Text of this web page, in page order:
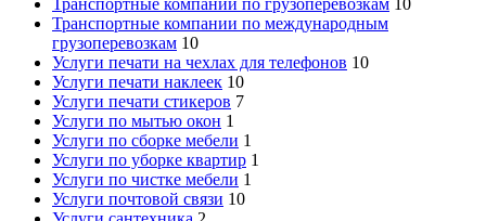
Транспортные компании по международным
грузоперевозкам 10
Услуги печати на чехлах для телефонов 10
Услуги печати наклеек 10
Услуги печати стикеров 7
Услуги по мытью окон 1
Услуги по сборке мебели 1
Услуги по уборке квартир 1
Услуги по чистке мебели 1
Услуги почтовой связи 10